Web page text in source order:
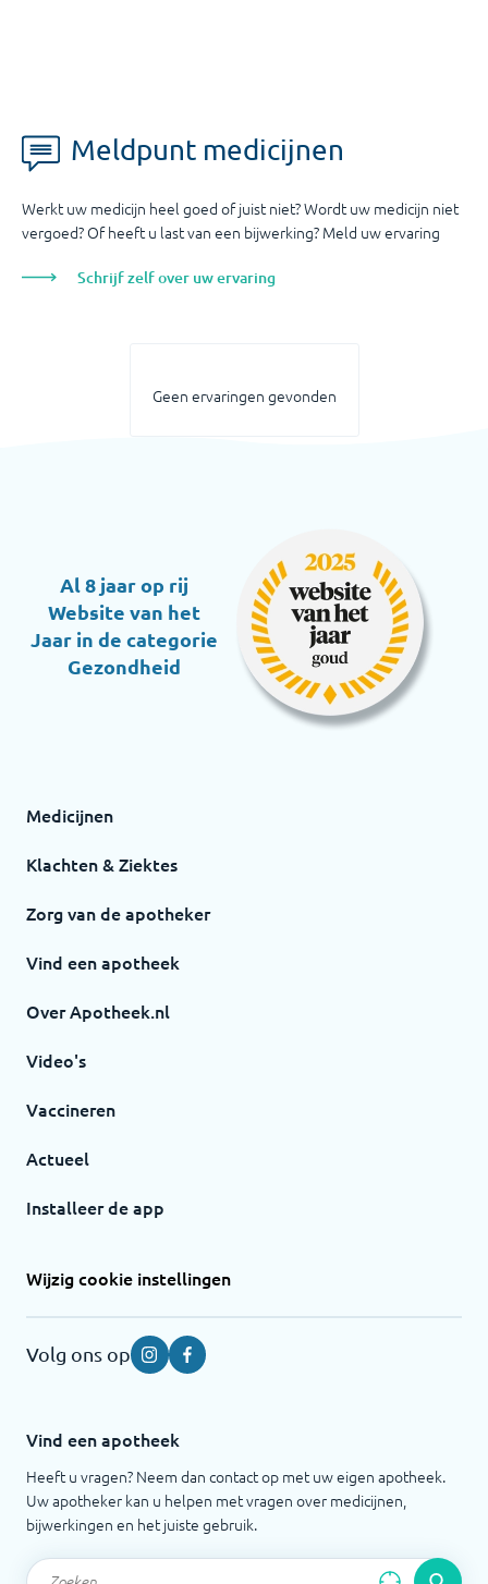
Meldpunt medicijnen
Werkt uw medicijn heel goed of juist niet? Wordt uw medicijn niet
vergoed? Of heeft u last van een bijwerking? Meld uw ervaring
Schrijf zelf over uw ervaring
Geen ervaringen gevonden
Al 8 jaar op rij
Website van het
Jaar in de categorie
Gezondheid
Medicijnen
Klachten & Ziektes
Zorg van de apotheker
Vind een apotheek
Over Apotheek.nl
Video's
Vaccineren
Actueel
Installeer de app
Wijzig cookie instellingen
Volg ons op InstagramFacebook
Vind een apotheek
Heeft u vragen? Neem dan contact op met uw eigen apotheek.
Uw apotheker kan u helpen met vragen over medicijnen,
bijwerkingen en het juiste gebruik.